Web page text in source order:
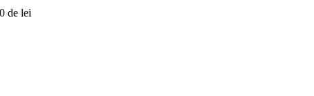
de lei